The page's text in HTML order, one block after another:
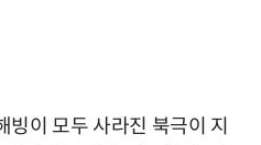
빙이 모두 사라진 북극이 지